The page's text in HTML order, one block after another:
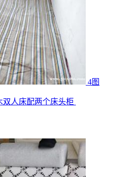
4图
双人床配两个床头柜